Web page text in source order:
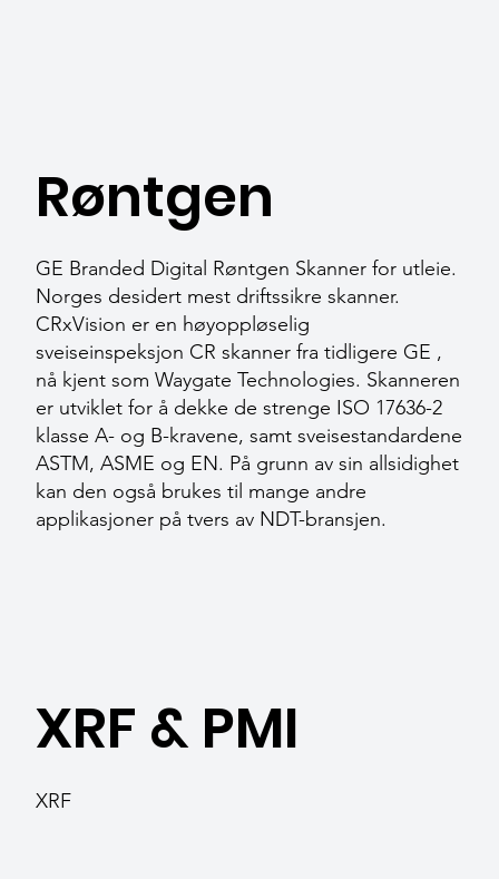
Røntgen
GE Branded Digital Røntgen Skanner for utleie.
Norges desidert mest driftssikre skanner.
CRxVision er en høyoppløselig
sveiseinspeksjon CR skanner fra tidligere GE ,
nå kjent som Waygate Technologies. Skanneren
er utviklet for å dekke de strenge ISO 17636-2
klasse A- og B-kravene, samt sveisestandardene
ASTM, ASME og EN. På grunn av sin allsidighet
kan den også brukes til mange andre
applikasjoner på tvers av NDT-bransjen.
XRF & PMI
XRF